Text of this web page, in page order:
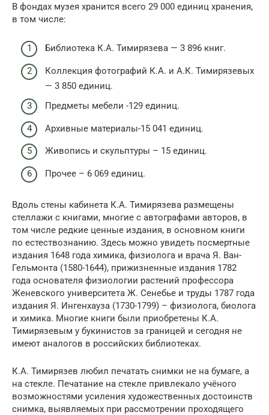
В фондах музея хранится всего 29 000 единиц хранения,
в том числе:
Библиотека К.А. Тимирязева — 3 896 книг.
Коллекция фотографий К.А. и А.К. Тимирязевых
— 3 850 единиц.
Предметы мебели -129 единиц.
Архивные материалы-15 041 единиц.
Живопись и скульптуры – 15 единиц.
Прочее – 6 069 единиц.
Вдоль стены кабинета К.А. Тимирязева размещены
стеллажи с книгами, многие с автографами авторов, в
том числе редкие ценные издания, в основном книги
по естествознанию. Здесь можно увидеть посмертные
издания 1648 года химика, физиолога и врача Я. Ван-
Гельмонта (1580-1644), прижизненные издания 1782
года основателя физиологии растений профессора
Женевского университета Ж. Сенебье и труды 1787 года
издания Я. Ингенхауза (1730-1799) – физиолога, биолога
и химика. Многие книги были приобретены К.А.
Тимирязевым у букинистов за границей и сегодня не
имеют аналогов в российских библиотеках.
К.А. Тимирязев любил печатать снимки не на бумаге, а
на стекле. Печатание на стекле привлекало учёного
возможностями усиления художественных достоинств
снимка, выявляемых при рассмотрении проходящего